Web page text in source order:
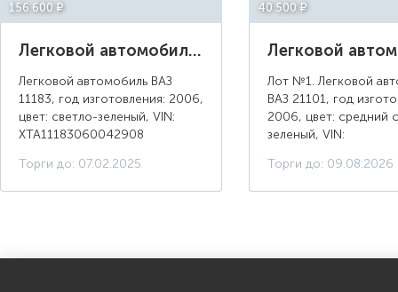
156 600 ¤
Легковой автомобиль ВАЗ 11183, год изготовления: 2006, цвет: светло-зеленый
Легковой автомобиль ВАЗ
11183, год изготовления: 2006,
цвет: светло-зеленый, VIN:
XTA11183060042908
Торги до: 07.02.2025
40 500 ¤
Лот №1. Легковой
ВАЗ 21101, год
2006, цвет: средний
зеленый, VIN:
НН 013889, г/н:
разрешенная
Торги до: 09.08.2026